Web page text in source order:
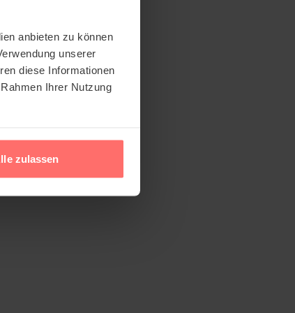
anbieten zu können
unserer
diese Informationen
Ihrer Nutzung
zulassen